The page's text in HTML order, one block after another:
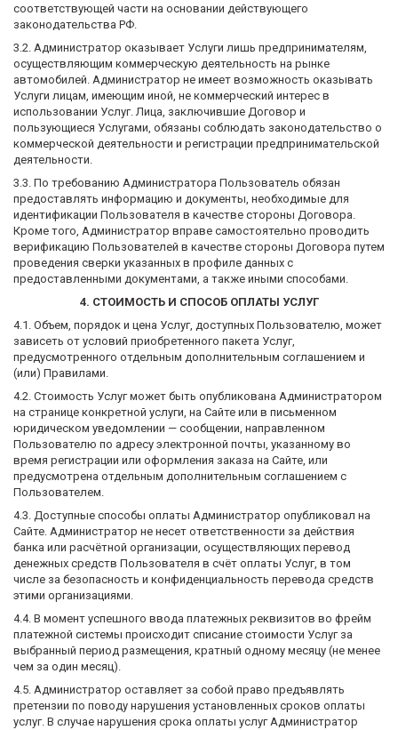
соответствующей части на основании действующего
законодательства РФ.
3.2. Администратор оказывает Услуги лишь предпринимателям,
осуществляющим коммерческую деятельность на рынке
автомобилей. Администратор не имеет возможность оказывать
Услуги лицам, имеющим иной, не коммерческий интерес в
использовании Услуг. Лица, заключившие Договор и
пользующиеся Услугами, обязаны соблюдать законодательство о
коммерческой деятельности и регистрации предпринимательской
деятельности.
3.3. По требованию Администратора Пользователь обязан
предоставлять информацию и документы, необходимые для
идентификации Пользователя в качестве стороны Договора.
Кроме того, Администратор вправе самостоятельно проводить
верификацию Пользователей в качестве стороны Договора путем
проведения сверки указанных в профиле данных с
предоставленными документами, а также иными способами.
4. СТОИМОСТЬ И СПОСОБ ОПЛАТЫ УСЛУГ
4.1. Объем, порядок и цена Услуг, доступных Пользователю, может
зависеть от условий приобретенного пакета Услуг,
предусмотренного отдельным дополнительным соглашением и
(или) Правилами.
4.2. Стоимость Услуг может быть опубликована Администратором
на странице конкретной услуги, на Сайте или в письменном
юридическом уведомлении — сообщении, направленном
Пользователю по адресу электронной почты, указанному во
время регистрации или оформления заказа на Сайте, или
предусмотрена отдельным дополнительным соглашением с
Пользователем.
4.3. Доступные способы оплаты Администратор опубликовал на
Сайте. Администратор не несет ответственности за действия
банка или расчётной организации, осуществляющих перевод
денежных средств Пользователя в счёт оплаты Услуг, в том
числе за безопасность и конфиденциальность перевода средств
этими организациями.
4.4. В момент успешного ввода платежных реквизитов во фрейм
платежной системы происходит списание стоимости Услуг за
выбранный период размещения, кратный одному месяцу (не менее
чем за один месяц).
4.5. Администратор оставляет за собой право предъявлять
претензии по поводу нарушения установленных сроков оплаты
услуг. В случае нарушения срока оплаты услуг Администратор